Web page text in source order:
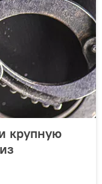
крупную